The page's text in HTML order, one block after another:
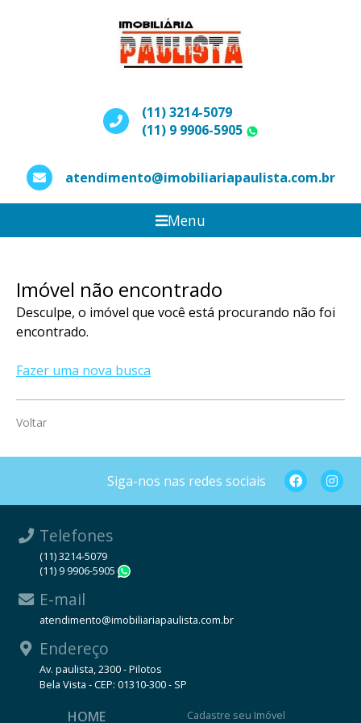
(11) 3214-5079
(11) 9 9906-5905
atendimento@imobiliariapaulista.com.br
Menu
Imóvel não encontrado
Desculpe, o imóvel que você está procurando não foi
encontrado.
Fazer uma nova busca
Voltar
Siga-nos nas redes sociais
Telefones
(11) 3214-5079
(11) 9 9906-5905
E-mail
atendimento@imobiliariapaulista.com.br
Endereço
Av. paulista, 2300 - Pilotos
Bela Vista - CEP: 01310-300 - SP
HOME Cadastre seu Imóvel